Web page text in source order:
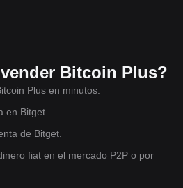
Bitcoin Plus?
Plus en minutos.
en Bitget.
de Bitget.
fiat en el mercado P2P o por